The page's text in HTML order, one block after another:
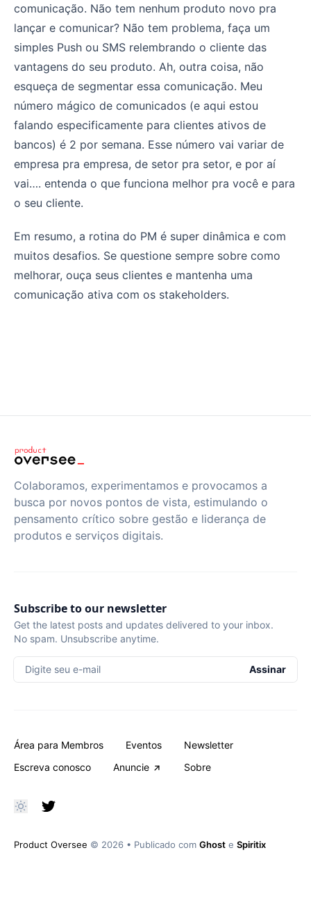
comunicação. Não tem nenhum produto novo pra
lançar e comunicar? Não tem problema, faça um
simples Push ou SMS relembrando o cliente das
vantagens do seu produto. Ah, outra coisa, não
esqueça de segmentar essa comunicação. Meu
número mágico de comunicados (e aqui estou
falando especificamente para clientes ativos de
bancos) é 2 por semana. Esse número vai variar de
empresa pra empresa, de setor pra setor, e por aí
vai…. entenda o que funciona melhor pra você e para
o seu cliente.
Em resumo, a rotina do PM é super dinâmica e com
muitos desafios. Se questione sempre sobre como
melhorar, ouça seus clientes e mantenha uma
comunicação ativa com os stakeholders.
Colaboramos, experimentamos e provocamos a
busca por novos pontos de vista, estimulando o
pensamento crítico sobre gestão e liderança de
produtos e serviços digitais.
Subscribe to our newsletter
Get the latest posts and updates delivered to your inbox.
No spam. Unsubscribe anytime.
Digite seu e-mail Assinar
Área para Membros Eventos
Newsletter
Escreva conosco
Anuncie Sobre
Product Oversee © 2026 • Publicado com Ghost e Spiritix